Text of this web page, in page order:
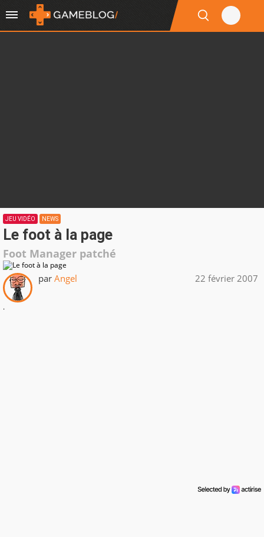
JEU VIDÉO NEWS
Le foot à la page
Foot Manager patché
par Angel 22 février 2007
.